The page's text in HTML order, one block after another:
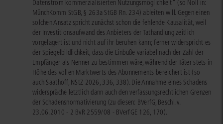
Datenstrom kommerzialisierten Nutzungsmöglichkeit“ (so Noll in:
MünchKomm StGB, § 263a StGB Rn. 234) ableiten will. Gegen einen
solchen Ansatz spricht zunächst schon die fehlende Kausalität, weil
der Investitionsaufwand des Anbieters der Tathandlung zeitlich
vorgelagert ist und nicht auf ihr beruhen kann; ferner widerspricht es
der Spiegelbildlichkeit, dass die Einbuße variabel nach der Zahl der
Empfänger als Nenner zu bestimmen wäre, während der Täter stets in
Höhe des vollen Marktwerts des Abonnements bereichert ist (so
auch Saathoff, NStZ 2026, 336, 338). Die Annahme eines Schadens
widerspräche letztlich dann auch den verfassungsrechtlichen Grenzen
der Schadensnormativierung (zu diesen: BVerfG, Beschl. v.
23.06.2010 - 2 BvR 2559/08 - BVerfGE 126, 170).